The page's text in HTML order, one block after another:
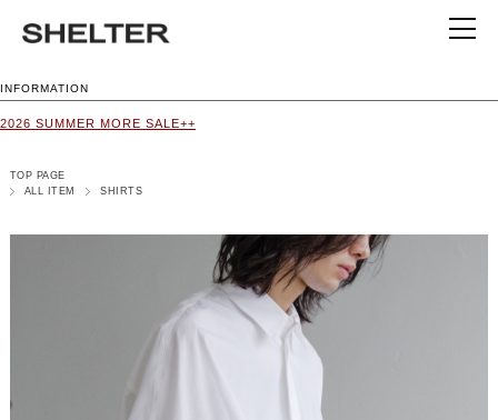
INFORMATION
2026 SUMMER MORE SALE++
TOP PAGE
ALL ITEM
SHIRTS